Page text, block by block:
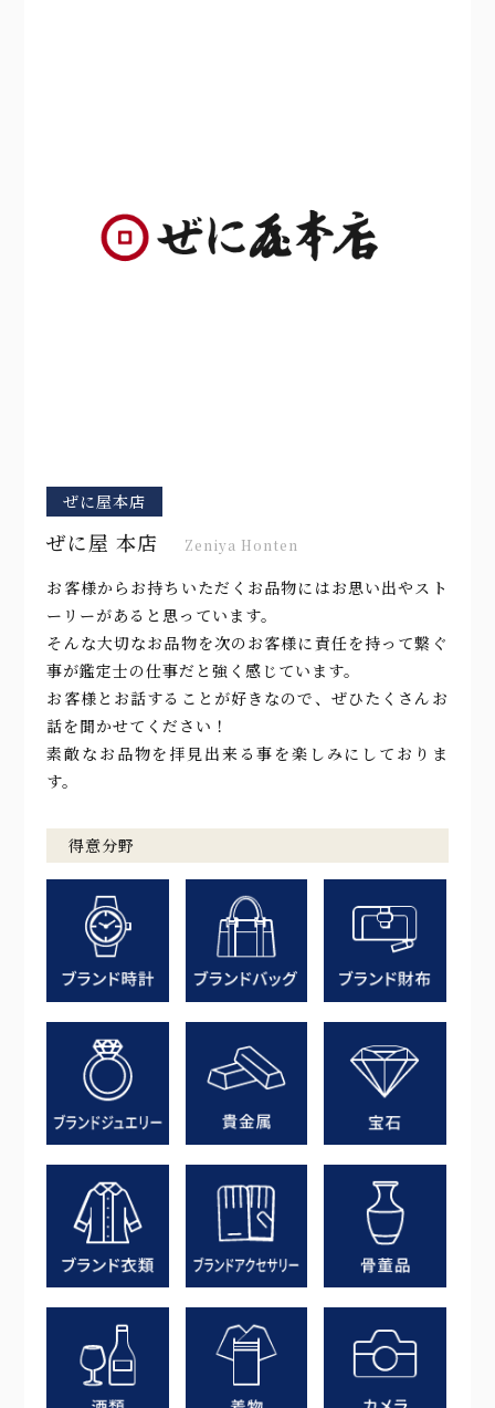
ぜに屋本店
ぜに屋 本店 Zeniya Honten
お客様からお持ちいただくお品物にはお思い出やスト
ーリーがあると思っています。
そんな大切なお品物を次のお客様に責任を持って繋ぐ
事が鑑定士の仕事だと強く感じています。
お客様とお話することが好きなので、ぜひたくさんお
話を聞かせてください！
素敵なお品物を拝見出来る事を楽しみにしておりま
す。
得意分野